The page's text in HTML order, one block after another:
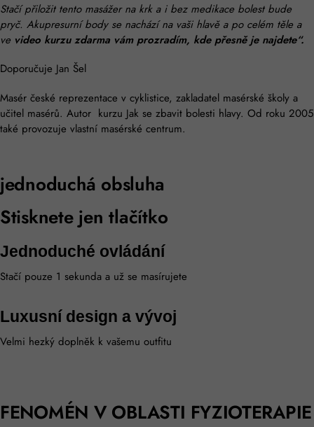
Stačí přiložit tento masážer na krk a i bez medikace bolest bude
pryč. Akupresurní body se nachází na vaši hlavě a po celém těle a
ve video kurzu zdarma vám prozradím, kde přesně je najdete“.
Doporučuje Jan Šel
Masér české reprezentace v cyklistice, zakladatel masérské školy a
učitel masérů. Autor kurzu Jak se zbavit bolesti hlavy. Od roku 2005
také provozuje vlastní masérské centrum.
jednoduchá obsluha
Stisknete jen tlačítko
Jednoduché ovládání
Stačí pouze 1 sekunda a už se masírujete
Luxusní design a vývoj
Velmi hezký doplněk k vašemu outfitu
FENOMÉN V OBLASTI FYZIOTERAPIE